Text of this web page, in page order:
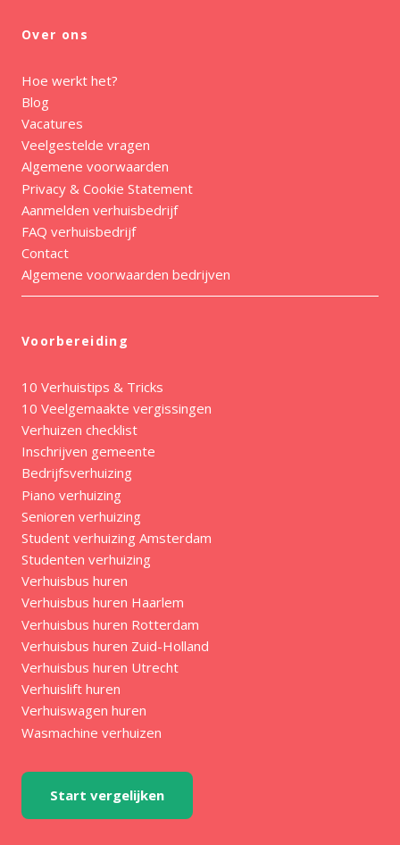
Over ons
Hoe werkt het?
Blog
Vacatures
Veelgestelde vragen
Algemene voorwaarden
Privacy & Cookie Statement
Aanmelden verhuisbedrijf
FAQ verhuisbedrijf
Contact
Algemene voorwaarden bedrijven
Voorbereiding
10 Verhuistips & Tricks
10 Veelgemaakte vergissingen
Verhuizen checklist
Inschrijven gemeente
Bedrijfsverhuizing
Piano verhuizing
Senioren verhuizing
Student verhuizing Amsterdam
Studenten verhuizing
Verhuisbus huren
Verhuisbus huren Haarlem
Verhuisbus huren Rotterdam
Verhuisbus huren Zuid-Holland
Verhuisbus huren Utrecht
Verhuislift huren
Verhuiswagen huren
Wasmachine verhuizen
Start vergelijken